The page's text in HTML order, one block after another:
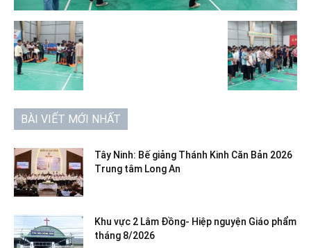
BÀI VIẾT MỚI NHẤT
Tây Ninh: Bế giảng Thánh Kinh Căn Bản 2026
Trung tâm Long An
Khu vực 2 Lâm Đồng- Hiệp nguyện Giáo phẩm
tháng 8/2026